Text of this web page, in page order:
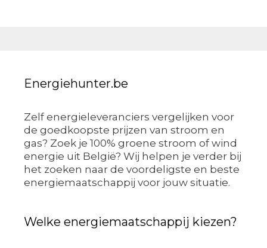
Energiehunter.be
Zelf energieleveranciers vergelijken voor
de goedkoopste prijzen van stroom en
gas? Zoek je 100% groene stroom of wind
energie uit België? Wij helpen je verder bij
het zoeken naar de voordeligste en beste
energiemaatschappij voor jouw situatie.
Welke energiemaatschappij kiezen?